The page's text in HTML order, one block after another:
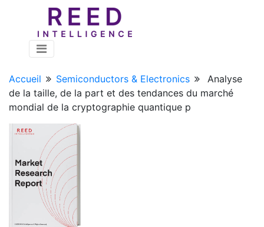
Accueil Semiconductors & Electronics
Analyse
de la taille, de la part et des tendances du marché
mondial de la cryptographie quantique p